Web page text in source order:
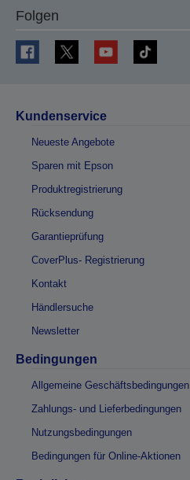
Folgen
Kundenservice
Neueste Angebote
Sparen mit Epson
Produktregistrierung
Rücksendung
Garantieprüfung
CoverPlus- Registrierung
Kontakt
Händlersuche
Newsletter
Bedingungen
Allgemeine Geschäftsbedingungen
Zahlungs- und Lieferbedingungen
Nutzungsbedingungen
Bedingungen für Online-Aktionen